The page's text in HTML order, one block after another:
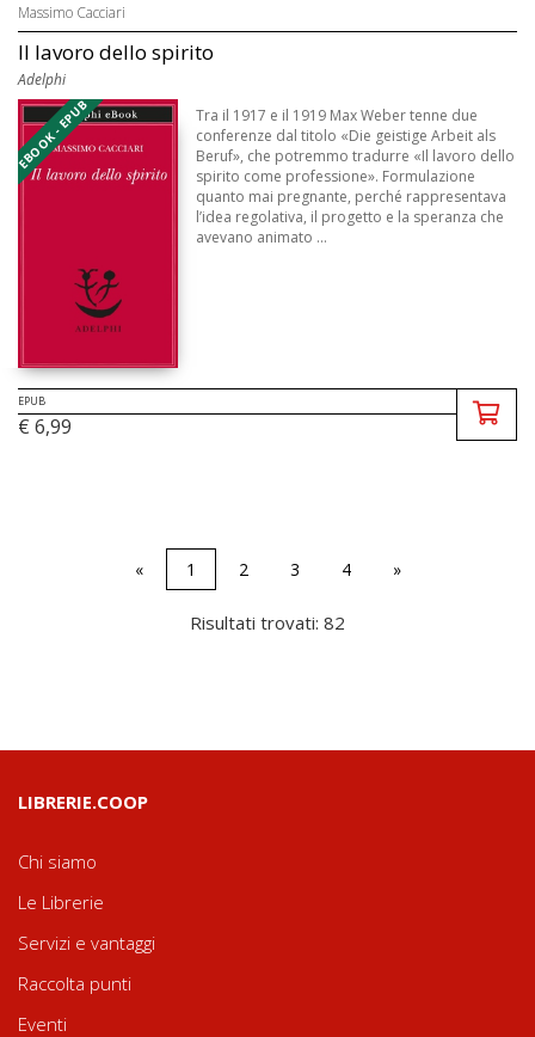
Massimo Cacciari
Il lavoro dello spirito
Adelphi
EBOOK - EPUB
Tra il 1917 e il 1919 Max Weber tenne due
confe­renze dal titolo «Die geistige Arbeit als
Beruf», che po­tremmo tradurre «Il lavoro dello
spirito come professione». Formulazione
quanto mai pregnante, perché rappresentava
l’idea regolativa, il progetto e la speranza che
avevano animato ...
EPUB
€ 6,99
« 1 2 3 4 »
Risultati trovati: 82
LIBRERIE.COOP
Chi siamo
Le Librerie
Servizi e vantaggi
Raccolta punti
Eventi